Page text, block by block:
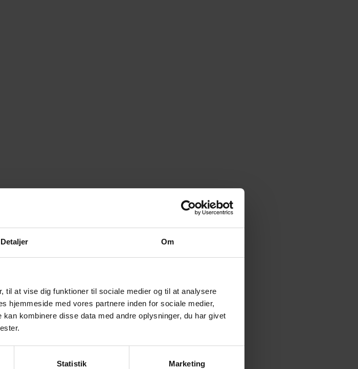
Detaljer Om
til at vise dig funktioner til sociale medier og til at analysere
hjemmeside med vores partnere inden for sociale medier,
kombinere disse data med andre oplysninger, du har givet
Statistik Marketing